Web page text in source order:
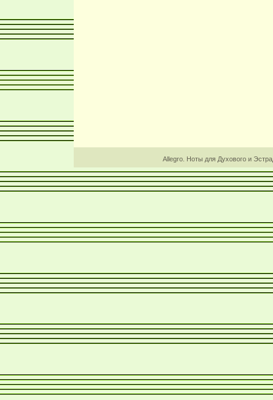
Allegro. Ноты для Духового и